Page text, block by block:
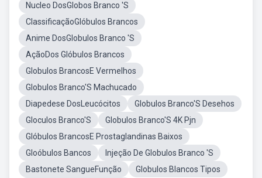
Nucleo DosGlobos Branco 'S
ClassificaçãoGlóbulos Brancos
Anime DosGlobulos Branco 'S
AçãoDos Glóbulos Brancos
Globulos BrancosE Vermelhos
Globulos Branco'S Machucado
Diapedese DosLeucócitos
Globulos Branco'S Desehos
Gloculos Branco'S
Globulos Branco'S 4K Pjn
Glóbulos BrancosE Prostaglandinas Baixos
Gloóbulos Bancos
Injeção De Globulos Branco 'S
Bastonete SangueFunção
Globulos Blancos Tipos